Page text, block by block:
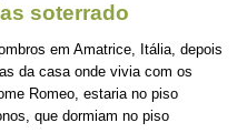
soterrado
em Amatrice, Itália, depois
da casa onde vivia com os
Romeo, estaria no piso
que dormiam no piso